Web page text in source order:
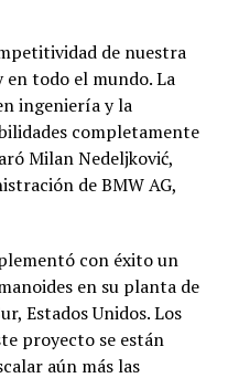
de nuestra
todo el mundo. La
ingeniería y la
completamente
Milan Nedeljković,
de BMW AG,
con éxito un
en su planta de
Estados Unidos. Los
proyecto se están
aún más las